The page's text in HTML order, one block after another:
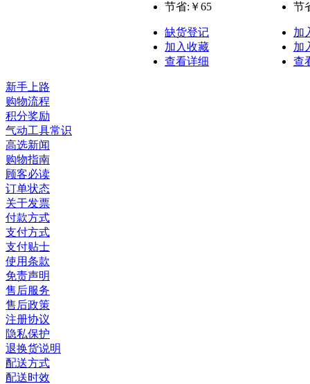
节省: ￥65
缺货登记
加入收藏
查看详细
节
加
加
查
新手上路
购物流程
积分奖励
气动工具常识
高选新闻
购物指南
顾客必读
订单状态
关于发票
付款方式
支付方式
支付贴士
使用条款
免责声明
售后服务
售后政策
注册协议
隐私保护
退换货说明
配送方式
配送时效